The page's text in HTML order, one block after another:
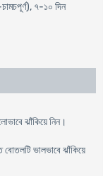
৭-১০ দিন
ঝাঁকিয়ে নিন।
বোতলটি ভালভাবে ঝাঁকিয়ে